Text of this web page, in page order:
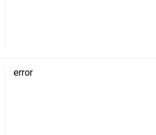
error